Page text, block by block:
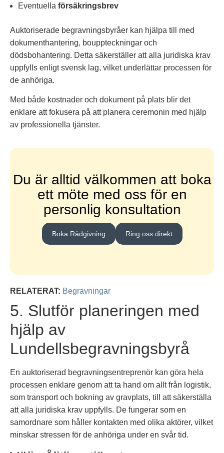
Eventuella försäkringsbrev
Auktoriserade begravningsbyråer kan hjälpa till med
dokumenthantering, bouppteckningar och
dödsbohantering. Detta säkerställer att alla juridiska krav
uppfylls enligt svensk lag, vilket underlättar processen för
de anhöriga.
Med både kostnader och dokument på plats blir det
enklare att fokusera på att planera ceremonin med hjälp
av professionella tjänster.
Du är alltid välkommen att boka
ett möte med oss för en
personlig konsultation
Boka Rådgivning Ring oss direkt
RELATERAT: Begravningar
5. Slutför planeringen med
hjälp av
Lundellsbegravningsbyrå
En auktoriserad begravningsentreprenör kan göra hela
processen enklare genom att ta hand om allt från logistik,
som transport och bokning av gravplats, till att säkerställa
att alla juridiska krav uppfylls. De fungerar som en
samordnare som håller kontakten med olika aktörer, vilket
minskar stressen för de anhöriga under en svår tid.